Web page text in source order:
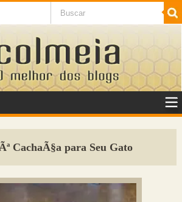
SaÃºde
CachaÃ§a para Seu Gato